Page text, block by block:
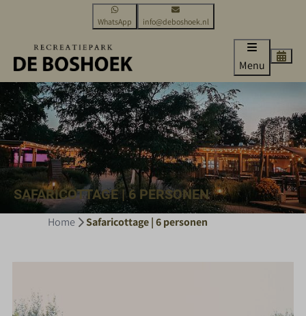
WhatsApp info@deboshoek.nl
Menu
SAFARICOTTAGE | 6 PERSONEN
Home Safaricottage | 6 personen